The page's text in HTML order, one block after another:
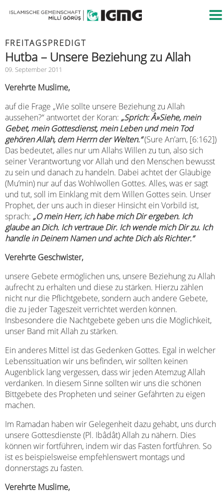
FREITAGSPREDIGT
Hutba – Unsere Beziehung zu Allah
09. September 2011
Verehrte Muslime,
auf die Frage „Wie sollte unsere Beziehung zu Allah
aussehen?“ antwortet der Koran: „Sprich: Â»Siehe, mein
Gebet, mein Gottesdienst, mein Leben und mein Tod
gehören Allah, dem Herrn der Welten.“(Sure An’am, [6:162])
Das bedeutet, alles nur um Allahs Willen zu tun, also sich
seiner Verantwortung vor Allah und den Menschen bewusst
zu sein und danach zu handeln. Dabei achtet der Gläubige
(Mu’min) nur auf das Wohlwollen Gottes. Alles, was er sagt
und tut, soll im Einklang mit dem Willen Gottes sein. Unser
Prophet, der uns auch in dieser Hinsicht ein Vorbild ist,
sprach: „O mein Herr, ich habe mich Dir ergeben. Ich
glaube an Dich. Ich vertraue Dir. Ich wende mich Dir zu. Ich
handle in Deinem Namen und achte Dich als Richter.“
Verehrte Geschwister,
unsere Gebete ermöglichen uns, unsere Beziehung zu Allah
aufrecht zu erhalten und diese zu stärken. Hierzu zählen
nicht nur die Pflichtgebete, sondern auch andere Gebete,
die zu jeder Tageszeit verrichtet werden können.
Insbesondere die Nachtgebete geben uns die Möglichkeit,
unser Band mit Allah zu stärken.
Ein anderes Mittel ist das Gedenken Gottes. Egal in welcher
Lebenssituation wir uns befinden, wir sollten keinen
Augenblick lang vergessen, dass wir jeden Atemzug Allah
verdanken. In diesem Sinne sollten wir uns die schönen
Bittgebete des Propheten und seiner Gefährten zu eigen
machen.
Im Ramadan haben wir Gelegenheit dazu gehabt, uns durch
unsere Gottesdienste (Pl. Ibâdât) Allah zu nähern. Dies
können wir fortführen, indem wir das Fasten fortführen. So
ist es beispielsweise empfehlenswert montags und
donnerstags zu fasten.
Verehrte Muslime,